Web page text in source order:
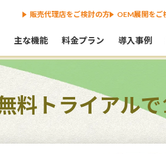
販売代理店をご検討の方 OEM展開をご
主な機能 料金プラン 導入事例
料トライアル